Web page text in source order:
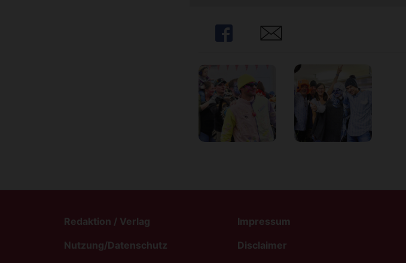
Share Share
Redaktion / Verlag Impressum
Nutzung/Datenschutz
Disclaimer